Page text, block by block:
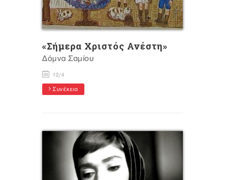
«Σήμερα Χριστός Ανέστη»
Δόμνα Σαμίου
12/4
Συνέχεια